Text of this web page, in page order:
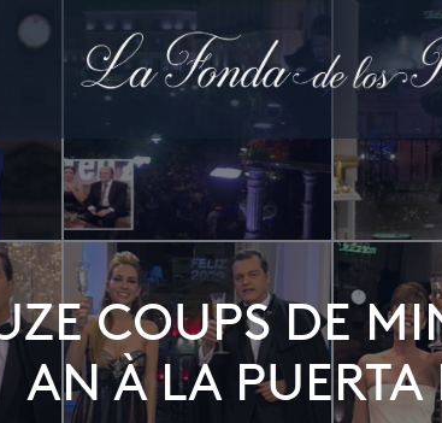
COUPS DE
AN À LA PUERTA